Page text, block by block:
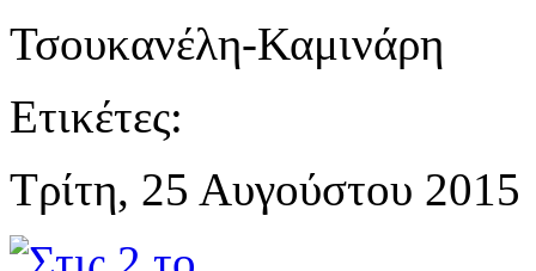
Τσουκανέλη-Καμινάρη
Ετικέτες:
Τρίτη, 25 Αυγούστου